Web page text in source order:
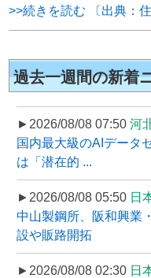
>>続きを読む 〔出典：住
過去一週間の新着
►2026/08/08 07:50 河
国内最大級のAIデータ
は「潜在的 ...
►2026/08/08 05:50 日
中山製鋼所、阪和興業
設や販路開拓
►2026/08/08 02:30 日